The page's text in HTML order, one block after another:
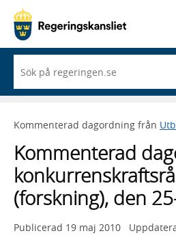
du
börjar
skriva
framträder
lista
med
sökförslag
Kommenterad dagordning från
Kommenterad
(forskning), den
Publicerad 19 maj 2010